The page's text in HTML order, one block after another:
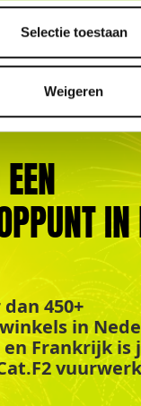
Selectie toestaan
Weigeren
450+
in
Frankrijk is